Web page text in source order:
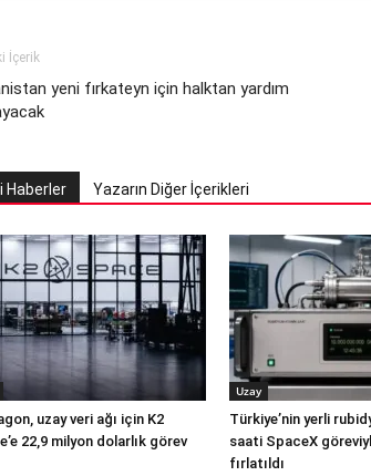
İçerik
yeni fırkateyn için halktan yardım
Haberler Yazarın Diğer İçerikleri
uzay veri ağı için K2
22,9 milyon dolarlık görev
Uzay
Türkiye’nin yerli
saati SpaceX
fırlatıldı